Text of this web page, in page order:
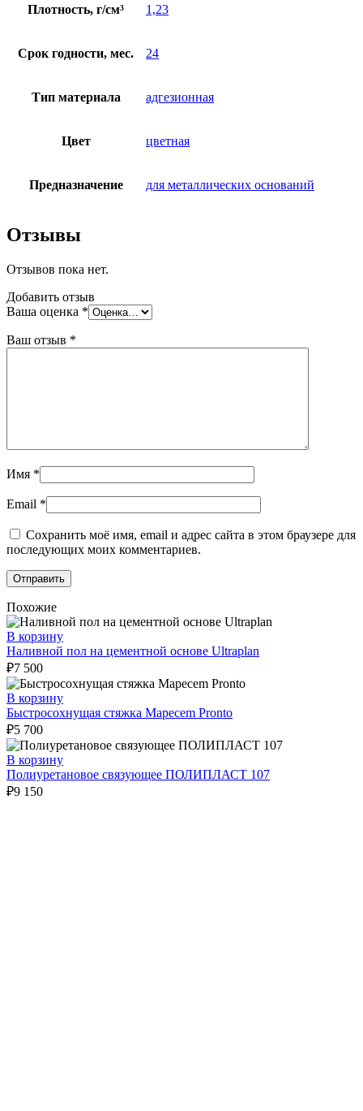
Плотность, г/см³ 1,23
Срок годности, мес. 24
Тип материала адгезионная
Цвет цветная
Предназначение для металлических оснований
Отзывы
Отзывов пока нет.
Добавить отзыв
Ваша оценка *
Ваш отзыв *
Имя *
Email *
Сохранить моё имя, email и адрес сайта в этом браузере для
последующих моих комментариев.
Похожие
В корзину
Наливной пол на цементной основе Ultraplan
₽7 500
В корзину
Быстросохнущая стяжка Mapecem Pronto
₽5 700
В корзину
Полиуретановое связующее ПОЛИПЛАСТ 107
₽9 150